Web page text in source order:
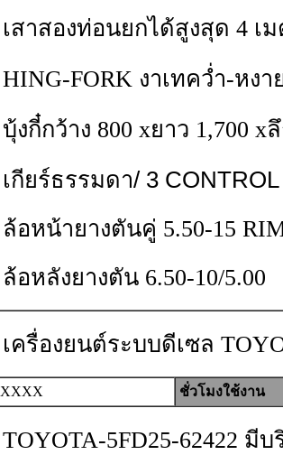
เสาสองท่อนยกได้สูงสุด 4 เ
HING-FORK งาเทคว่ำ-หงา
บุ้งกี๋กว้าง 800 xยาว 1,700 x
เกียร์ธรรมดา/ 3 CONTROL
ล้อหน้ายางตันคู่ 5.50-15
ล้อหลังยางตัน 6.50-10/5.00
เครื่องยนต์ระบบดีเซล
XXXX ชั่วโมงใช้งาน
TOYOTA-5FD25-62422 มี